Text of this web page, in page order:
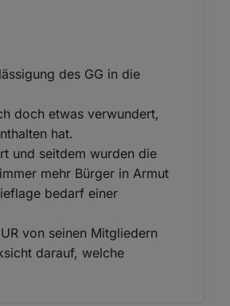
des GG in die
doch etwas verwundert,
hat.
und seitdem wurden die
mehr Bürger in Armut
bedarf einer
von seinen Mitgliedern
darauf, welche